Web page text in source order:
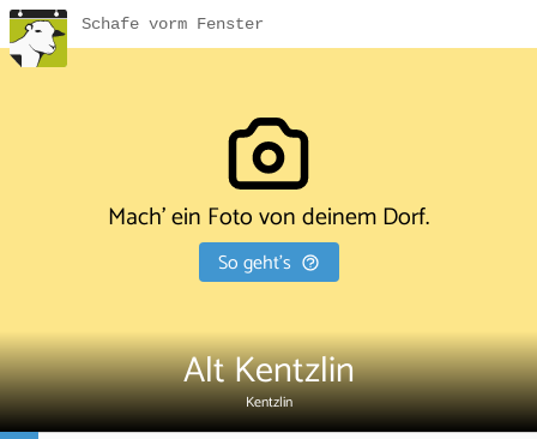
Schafe vorm Fenster
Mach' ein Foto von deinem Dorf.
So geht's
Alt Kentzlin
Kentzlin